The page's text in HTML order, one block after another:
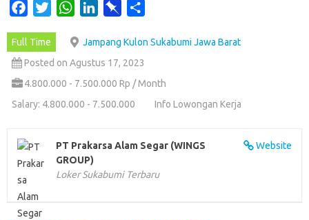
c
e
b
t
t
W
a
t
s
n
k
e
n
b
o
a
e
Full Time
Jampang Kulon Sukabumi Jawa Barat
Posted on Agustus 17, 2023
4.800.000 - 7.500.000 Rp / Month
Salary: 4.800.000 - 7.500.000
Info Lowongan Kerja
Website
PT Prakarsa Alam Segar (WINGS
GROUP)
Loker Sukabumi Terbaru